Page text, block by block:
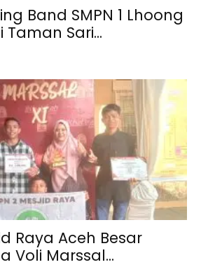
Band SMPN 1 Lhoong
Sari...
Raya Aceh Besar
Voli Marssal...